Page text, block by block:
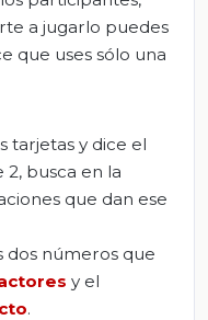
a jugarlo puedes
que uses sólo una
tarjetas y dice el
busca en la
que dan ese
dos números que
y el
.